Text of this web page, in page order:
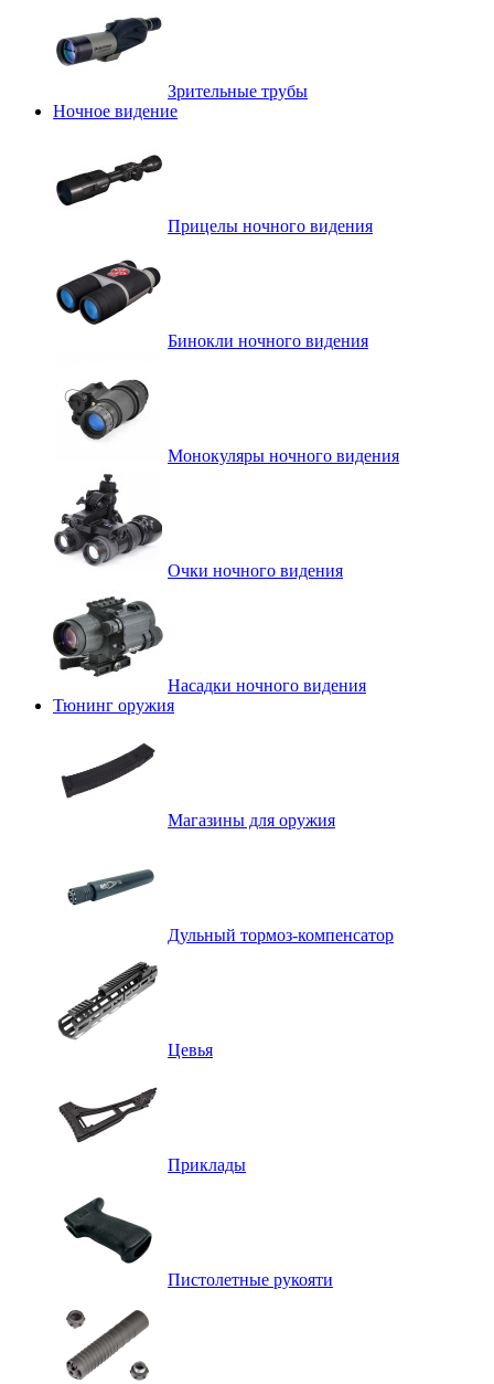
Зрительные трубы
Ночное видение
Прицелы ночного видения
Бинокли ночного видения
Монокуляры ночного видения
Очки ночного видения
Насадки ночного видения
Тюнинг оружия
Магазины для оружия
Дульный тормоз-компенсатор
Цевья
Приклады
Пистолетные рукояти